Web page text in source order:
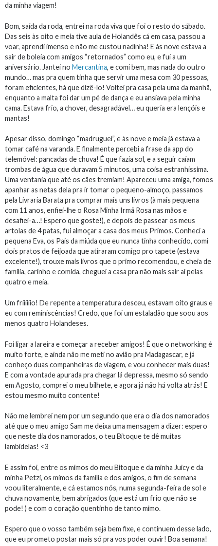
da minha viagem!
Bom, saída da roda, entrei na roda viva que foi o resto do sábado.
Das seis às oito e meia tive aula de Holandês cá em casa, passou a
voar, aprendi imenso e não me custou nadinha! E às nove estava a
sair de boleia com amigos “retornados” como eu, e fui a um
aniversário. Jantei no Mercantina, e comi bem, mas nada do outro
mundo… mas pra quem tinha que servir uma mesa com 30 pessoas,
foram eficientes, há que dizê-lo! Voltei pra casa pela uma da manhã,
enquanto a malta foi dar um pé de dança e eu ansiava pela minha
cama. Estava frio, a chover, desagradável… eu queria era lençóis e
mantas!
Apesar disso, domingo “madruguei”, e às nove e meia já estava a
tomar café na varanda. E finalmente percebi a frase da app do
telemóvel: pancadas de chuva! É que fazia sol, e a seguir caíam
trombas de água que duravam 5 minutos, uma coisa estranhíssima.
Uma ventania que até os cães tremiam! Apareceu uma amiga, fomos
apanhar as netas dela pra ir tomar o pequeno-almoço, passamos
pela Livraria Barata pra comprar mais uns livros (à mais pequena
com 11 anos, enfiei-lhe o Rosa Minha Irmã Rosa nas mãos e
desafiei-a…! Espero que goste!), e depois de passear os meus
artolas de 4 patas, fui almoçar a casa dos meus Primos. Conheci a
pequena Eva, os Pais da miúda que eu nunca tinha conhecido, comi
dois pratos de feijoada que atiraram comigo pro tapete (estava
excelente!), trouxe mais livros que o primo recomendou, e cheia de
família, carinho e comida, cheguei a casa pra não mais sair aí pelas
quatro e meia.
Um friiiiiio! De repente a temperatura desceu, estavam oito graus e
eu com reminiscências! Credo, que foi um estaladão que soou aos
menos quatro Holandeses.
Foi ligar a lareira e começar a receber amigos! É que o networking é
muito forte, e ainda não me meti no avião pra Madagascar, e já
conheço duas companheiras de viagem, e vou conhecer mais duas!
E com a vontade apurada pra chegar lá depressa, mesmo só sendo
em Agosto, comprei o meu bilhete, e agora já não há volta atrás! E
estou mesmo muito contente!
Não me lembrei nem por um segundo que era o dia dos namorados
até que o meu amigo Sam me deixa uma mensagem a dizer: espero
que neste dia dos namorados, o teu Bitoque te dê muitas
lambidelas! <3
E assim foi, entre os mimos do meu Bitoque e da minha Juicy e da
minha Petzi, os mimos da família e dos amigos, o fim de semana
voou literalmente, e cá estamos nós, numa segunda-feira de sol e
chuva novamente, bem abrigados (que está um frio que não se
pode! ) e com o coração quentinho de tanto mimo.
Espero que o vosso também seja bem fixe, e continuem desse lado,
que eu prometo postar mais só pra vos poder ouvir! Boa semana!